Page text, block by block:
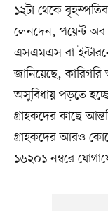
১২টা থেকে
লেনদেন, পয়েন্ট
এসএমএস বা
জানিয়েছে, কারিগরি
অসুবিধায় পড়তে
গ্রাহকদের কাছে
গ্রাহকদের আরও
১৬২০১ নম্বরে